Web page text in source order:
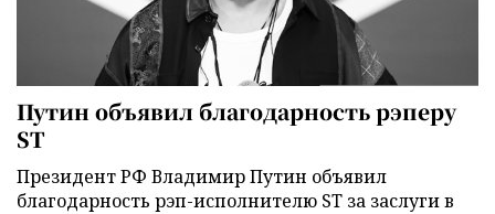
Путин объявил благодарность рэперу
ST
Президент РФ Владимир Путин объявил
благодарность рэп-исполнителю ST за заслуги в